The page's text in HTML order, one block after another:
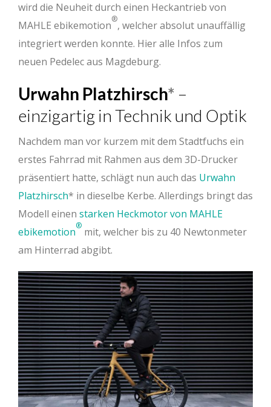
wird die Neuheit durch einen Heckantrieb von
MAHLE ebikemotion®, welcher absolut unauffällig
integriert werden konnte. Hier alle Infos zum
neuen Pedelec aus Magdeburg.
Urwahn Platzhirsch –
einzigartig in Technik und Optik
Nachdem man vor kurzem mit dem Stadtfuchs ein
erstes Fahrrad mit Rahmen aus dem 3D-Drucker
präsentiert hatte, schlägt nun auch das Urwahn
Platzhirsch
in dieselbe Kerbe. Allerdings bringt das
Modell einen starken Heckmotor von MAHLE
ebikemotion® mit, welcher bis zu 40 Newtonmeter
am Hinterrad abgibt.